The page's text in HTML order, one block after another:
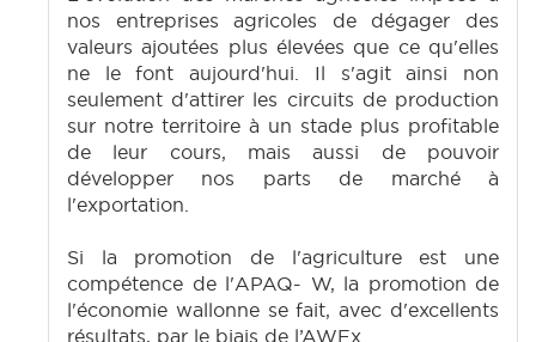
nos entreprises agricoles de dégager des
valeurs ajoutées plus élevées que ce qu'elles
ne le font aujourd'hui. Il s'agit ainsi non
seulement d'attirer les circuits de production
sur notre territoire à un stade plus profitable
de leur cours, mais aussi de pouvoir
développer nos parts de marché à
l'exportation.
Si la promotion de l'agriculture est une
compétence de l'APAQ- W, la promotion de
l'économie wallonne se fait, avec d'excellents
résultats, par le biais de l’AWEx.